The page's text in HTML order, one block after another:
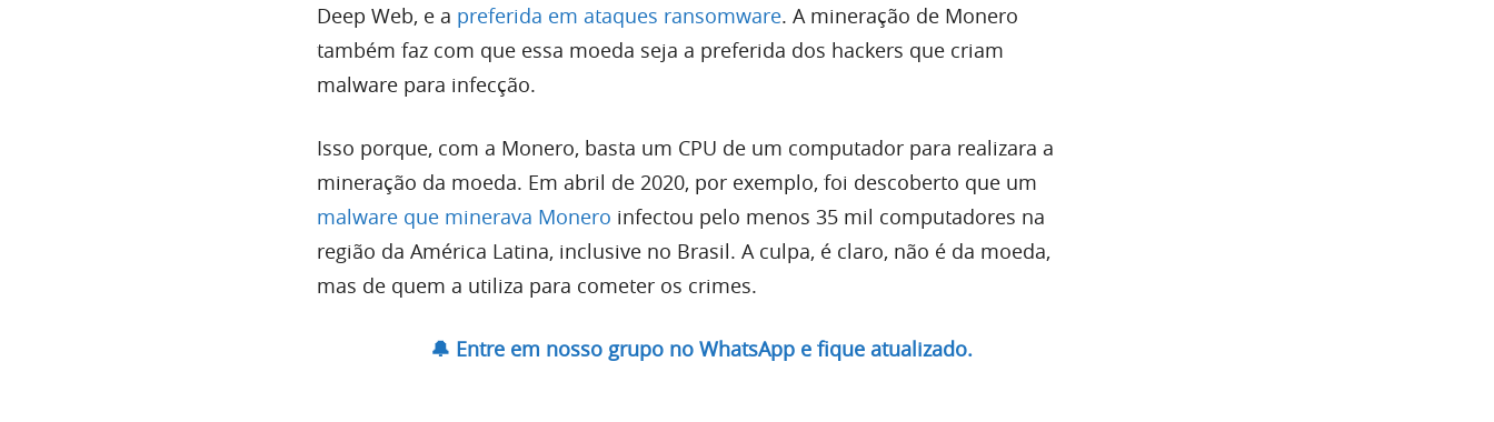
Deep Web, e a preferida em ataques ransomware. A mineração de Monero
também faz com que essa moeda seja a preferida dos hackers que criam
malware para infecção.
Isso porque, com a Monero, basta um CPU de um computador para realizara a
mineração da moeda. Em abril de 2020, por exemplo, foi descoberto que um
malware que minerava Monero infectou pelo menos 35 mil computadores na
região da América Latina, inclusive no Brasil. A culpa, é claro, não é da moeda,
mas de quem a utiliza para cometer os crimes.
🔔 Entre em nosso grupo no WhatsApp e fique atualizado.